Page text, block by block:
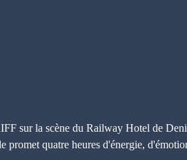
sur la scène du Railway Hotel de
promet quatre heures d'énergie,